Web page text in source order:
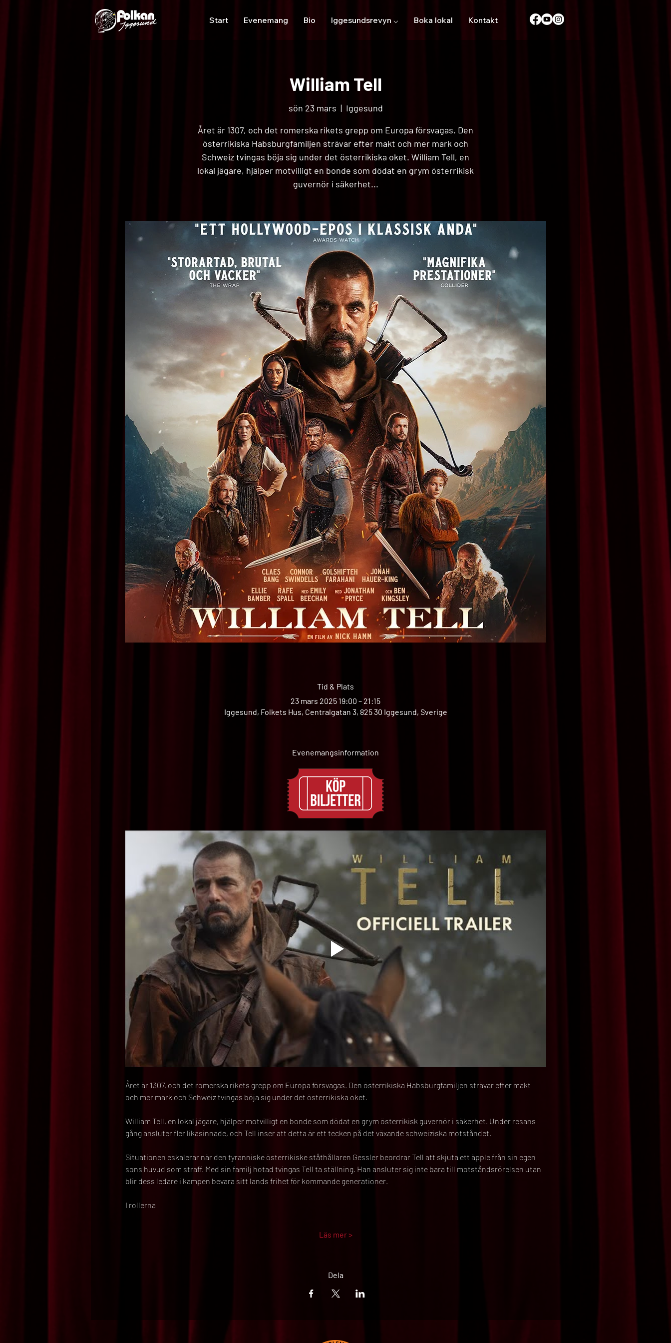
Start Evenemang Bio Iggesundsrevyn ⌵ Boka lokal Kontakt
William Tell
sön 23 mars
  |
Iggesund
Året är 1307, och det romerska rikets grepp om Europa försvagas. Den
österrikiska Habsburgfamiljen strävar efter makt och mer mark och
Schweiz tvingas böja sig under det österrikiska oket. William Tell, en
lokal jägare, hjälper motvilligt en bonde som dödat en grym österrikisk
guvernör i säkerhet...
Tid & Plats
23 mars 2025 19:00 – 21:15
Iggesund, Folkets Hus, Centralgatan 3, 825 30 Iggesund, Sverige
Evenemangsinformation
Året är 1307, och det romerska rikets grepp om Europa försvagas. Den österrikiska Habsburgfamiljen strävar efter makt
och mer mark och Schweiz tvingas böja sig under det österrikiska oket.
William Tell, en lokal jägare, hjälper motvilligt en bonde som dödat en grym österrikisk guvernör i säkerhet. Under resans
gång ansluter fler likasinnade, och Tell inser att detta är ett tecken på det växande schweiziska motståndet.
Situationen eskalerar när den tyranniske österrikiske ståthållaren Gessler beordrar Tell att skjuta ett äpple från sin egen
sons huvud som straff. Med sin familj hotad tvingas Tell ta ställning. Han ansluter sig inte bara till motståndsrörelsen utan
blir dess ledare i kampen bevara sitt lands frihet för kommande generationer.
I rollerna
Läs mer >
Dela